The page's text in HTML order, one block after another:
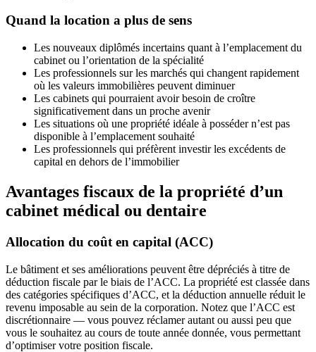
Quand la location a plus de sens
Les nouveaux diplômés incertains quant à l’emplacement du
cabinet ou l’orientation de la spécialité
Les professionnels sur les marchés qui changent rapidement
où les valeurs immobilières peuvent diminuer
Les cabinets qui pourraient avoir besoin de croître
significativement dans un proche avenir
Les situations où une propriété idéale à posséder n’est pas
disponible à l’emplacement souhaité
Les professionnels qui préfèrent investir les excédents de
capital en dehors de l’immobilier
Avantages fiscaux de la propriété d’un
cabinet médical ou dentaire
Allocation du coût en capital (ACC)
Le bâtiment et ses améliorations peuvent être dépréciés à titre de
déduction fiscale par le biais de l’ACC. La propriété est classée dans
des catégories spécifiques d’ACC, et la déduction annuelle réduit le
revenu imposable au sein de la corporation. Notez que l’ACC est
discrétionnaire — vous pouvez réclamer autant ou aussi peu que
vous le souhaitez au cours de toute année donnée, vous permettant
d’optimiser votre position fiscale.